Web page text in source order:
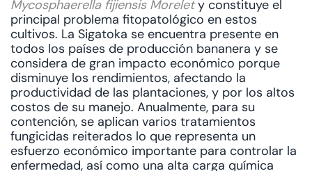
Mycosphaerella fijiensis Morelety constituye el
principal problema fitopatológico en estos
cultivos. La Sigatoka se encuentra presente en
todos los países de producción bananera y se
considera de gran impacto económico porque
disminuye los rendimientos, afectando la
productividad de las plantaciones, y por los altos
costos de su manejo. Anualmente, para su
contención, se aplican varios tratamientos
fungicidas reiterados lo que representa un
esfuerzo económico importante para controlar la
enfermedad, así como una alta carga química